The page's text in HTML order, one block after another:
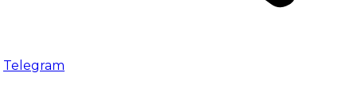
Telegram